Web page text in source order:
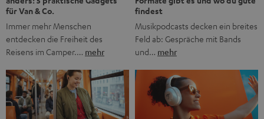
für Van & Co.
Immer mehr Menschen
entdecken die Freiheit des
Reisens im Camper.… mehr
findest
Musikpodcasts decken ein breites
Feld ab: Gespräche mit Bands
und… mehr